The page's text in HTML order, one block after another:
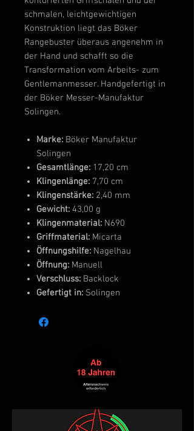
schmalen, leichtgewichtigen
Konstruktion liegt das Böker
Rangebuster überaus angenehm in
der Hand und schafft so die
Transformation vom Arbeits- zum
Gentlemanmesser. Handgefertigt in
der Böker Messer-Manufaktur
Solingen.
Marke: Böker Manufaktur
Solingen
Gesamtlänge: 17,20 cm
Klingenlänge: 7,70 cm
Klingenstärke: 2,40 mm
Gewicht: 43,00 g
Klingenmaterial: N690
Griffmaterial: Micarta
Öffnungshilfe: Nagelhau
Öffnung: Manuell
Verschluss: Backlock
Gefertigt in: Solingen